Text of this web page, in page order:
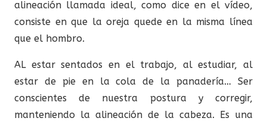
alineación llamada ideal, como dice en el vídeo,
consiste en que la oreja quede en la misma línea
que el hombro.
AL estar sentados en el trabajo, al estudiar, al
estar de pie en la cola de la panadería… Ser
conscientes de nuestra postura y corregir,
manteniendo la alineación de la cabeza. Es una